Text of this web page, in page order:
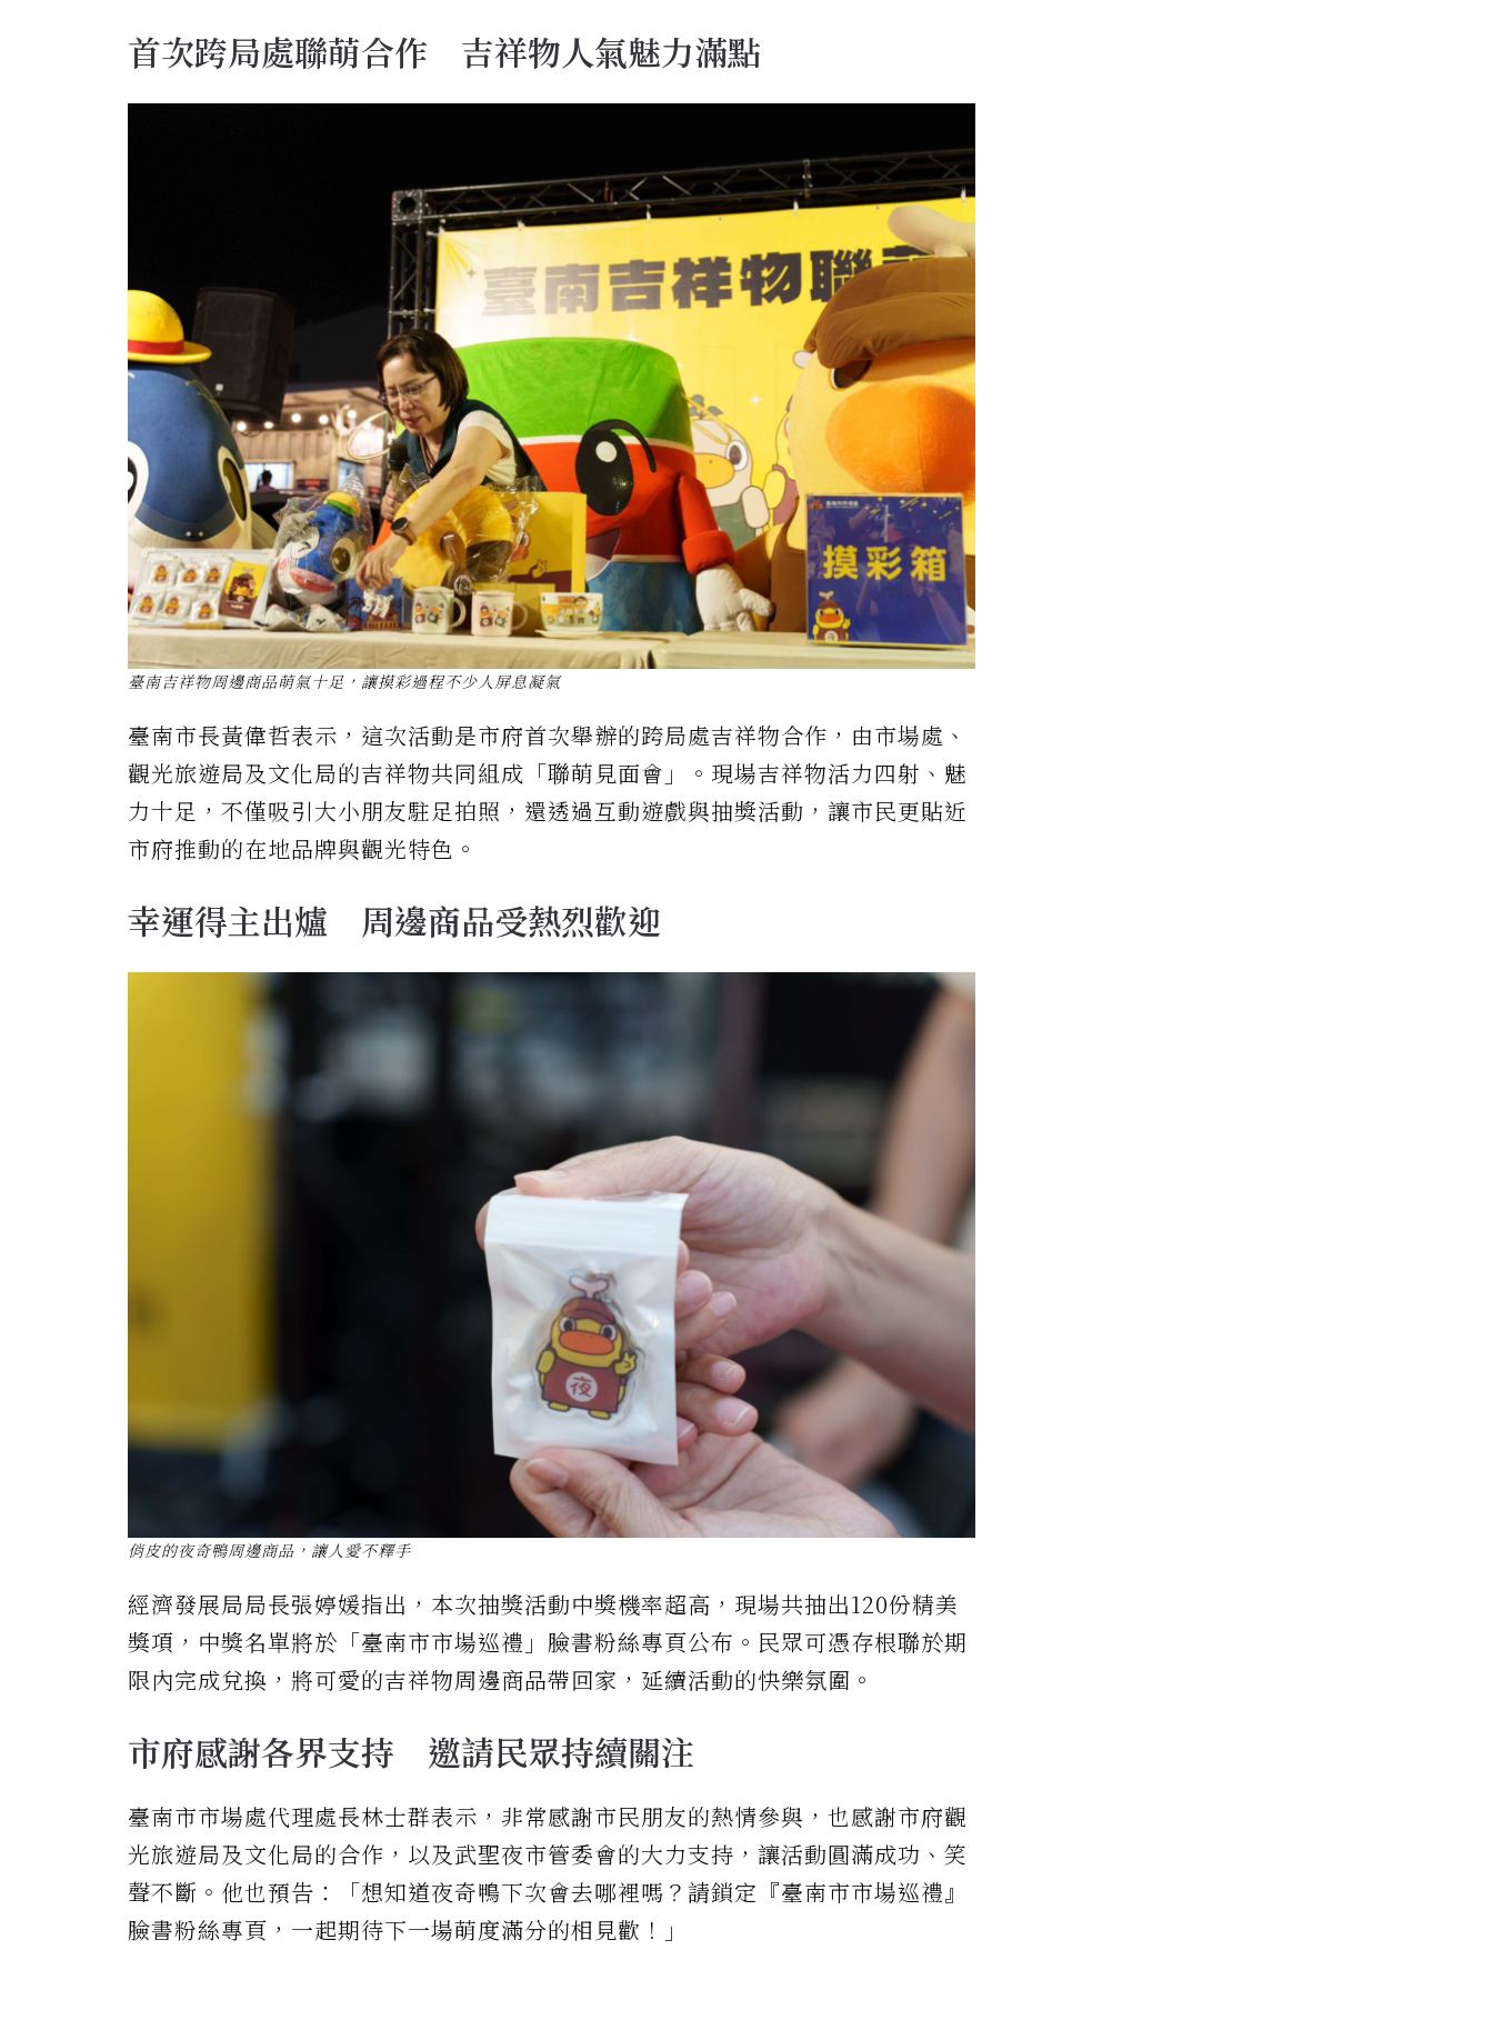
首次跨局處聯萌合作 吉祥物人氣魅力滿點
臺南吉祥物周邊商品萌氣十足，讓摸彩過程不少人屏息凝氣
臺南市長黃偉哲表示，這次活動是市府首次舉辦的跨局處吉祥物合作，由市場處、
觀光旅遊局及文化局的吉祥物共同組成「聯萌見面會」。現場吉祥物活力四射、魅
力十足，不僅吸引大小朋友駐足拍照，還透過互動遊戲與抽獎活動，讓市民更貼近
市府推動的在地品牌與觀光特色。
幸運得主出爐 周邊商品受熱烈歡迎
俏皮的夜奇鴨周邊商品，讓人愛不釋手
經濟發展局局長張婷媛指出，本次抽獎活動中獎機率超高，現場共抽出120份精美
獎項，中獎名單將於「臺南市市場巡禮」臉書粉絲專頁公布。民眾可憑存根聯於期
限內完成兌換，將可愛的吉祥物周邊商品帶回家，延續活動的快樂氛圍。
市府感謝各界支持 邀請民眾持續關注
臺南市市場處代理處長林士群表示，非常感謝市民朋友的熱情參與，也感謝市府觀
光旅遊局及文化局的合作，以及武聖夜市管委會的大力支持，讓活動圓滿成功、笑
聲不斷。他也預告：「想知道夜奇鴨下次會去哪裡嗎？請鎖定『臺南市市場巡禮』
臉書粉絲專頁，一起期待下一場萌度滿分的相見歡！」